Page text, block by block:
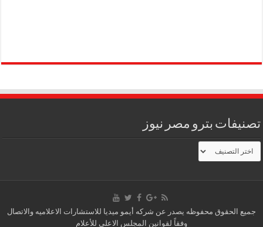
تصنيفات بترو مصر نيوز
تصنيفات
بترو
مصر
جميع الحقوق محفوظه يصدر عن شركه أيمو ميديا للاستشارات الاعلاميه والاتصال
وفقاً لقوانين المجلس الاعلى للأعلام